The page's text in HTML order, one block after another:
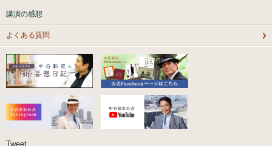
講演の感想
よくある質問
Tweet